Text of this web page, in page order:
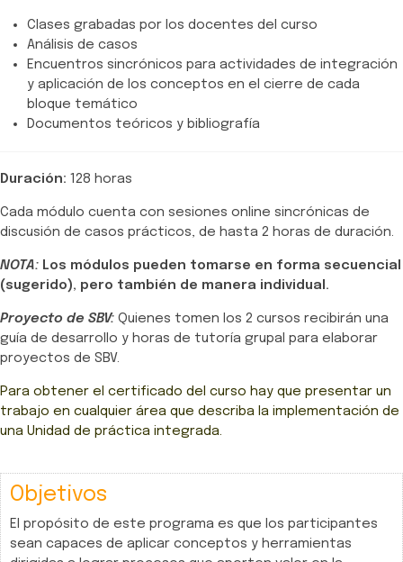
Clases grabadas por los docentes del curso
Análisis de casos
Encuentros sincrónicos para actividades de integración
y aplicación de los conceptos en el cierre de cada
bloque temático
Documentos teóricos y bibliografía
Duración: 128 horas
Cada módulo cuenta con sesiones online sincrónicas de
discusión de casos prácticos, de hasta 2 horas de duración.
NOTA: Los módulos pueden tomarse en forma secuencial
(sugerido), pero también de manera individual.
Proyecto de SBV: Quienes tomen los 2 cursos recibirán una
guía de desarrollo y horas de tutoría grupal para elaborar
proyectos de SBV.
Para obtener el certificado del curso hay que presentar un
trabajo en cualquier área que describa la implementación de
una Unidad de práctica integrada.
Objetivos
El propósito de este programa es que los participantes
sean capaces de aplicar conceptos y herramientas